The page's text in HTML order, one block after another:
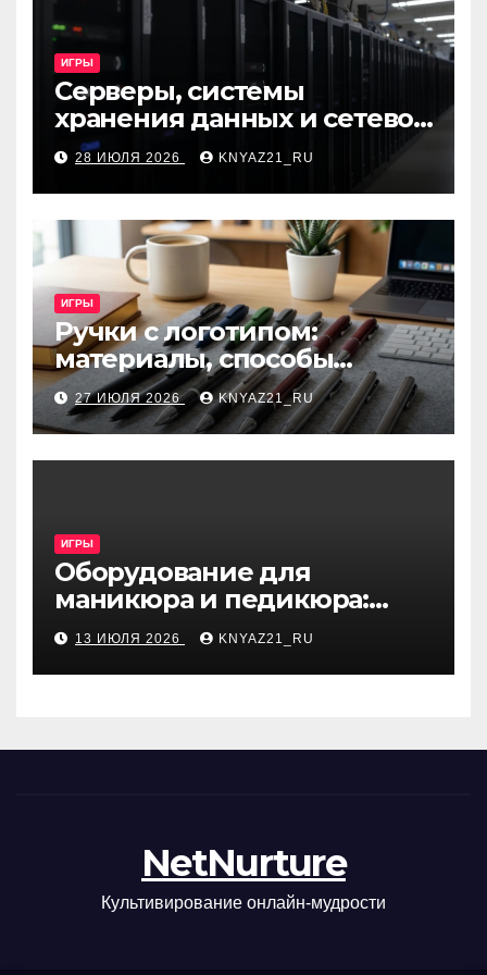
ИГРЫ
Серверы, системы
хранения данных и сетевое
оборудование: ключевые
виды и критерии выбора
28 ИЮЛЯ 2026 KNYAZ21_RU
ИГРЫ
Ручки с логотипом:
материалы, способы
нанесения и особенности
выбора
27 ИЮЛЯ 2026 KNYAZ21_RU
ИГРЫ
Оборудование для
маникюра и педикюра:
виды и критерии выбора
13 ИЮЛЯ 2026 KNYAZ21_RU
NetNurture
Культивирование онлайн-мудрости